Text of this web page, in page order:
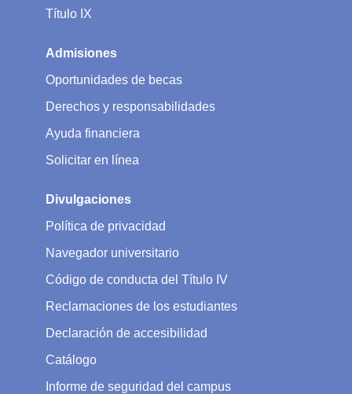
Título IX
Admisiones
Oportunidades de becas
Derechos y responsabilidades
Ayuda financiera
Solicitar en línea
Divulgaciones
Política de privacidad
Navegador universitario
Código de conducta del Título IV
Reclamaciones de los estudiantes
Declaración de accesibilidad
Catálogo
Informe de seguridad del campus